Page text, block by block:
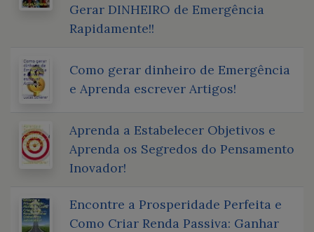
Gerar DINHEIRO de Emergência
Rapidamente!!
Como gerar dinheiro de Emergência
e Aprenda escrever Artigos!
Aprenda a Estabelecer Objetivos e
Aprenda os Segredos do Pensamento
Inovador!
Encontre a Prosperidade Perfeita e
Como Criar Renda Passiva: Ganhar